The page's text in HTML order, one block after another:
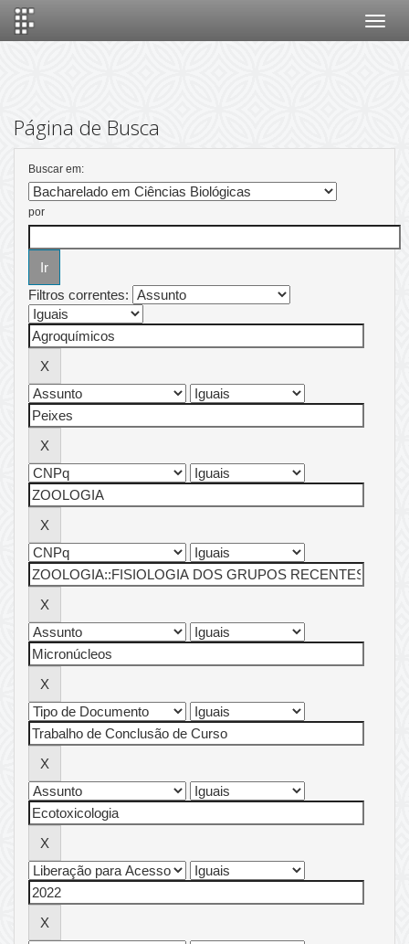
Página de Busca
Buscar em:
por
Filtros correntes: